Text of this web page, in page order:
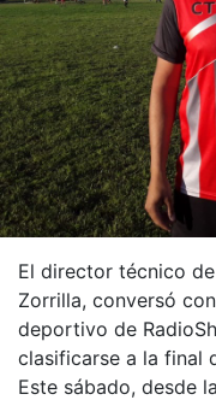
El director técnico
Zorrilla, conversó
deportivo de
clasificarse a la final
Este sábado, desde